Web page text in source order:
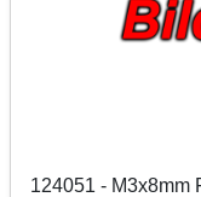
124051 - M3x8mm